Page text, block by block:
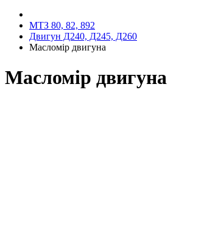
МТЗ 80, 82, 892
Двигун Д240, Д245, Д260
Масломір двигуна
Масломір двигуна